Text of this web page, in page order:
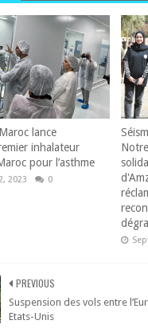
lance
inhalateur
pour l’asthme
2023 0
PREVIOUS
Suspension des vols entre
Etats-Unis